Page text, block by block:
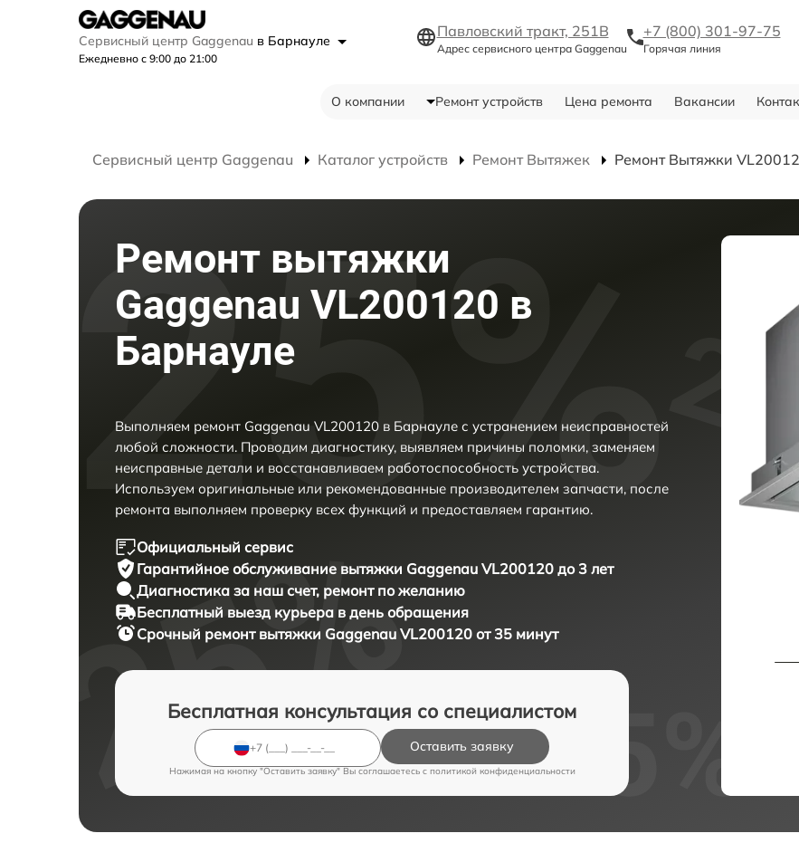
Сервисный центр Gaggenau в Барнауле
Ежедневно с 9:00 до 21:00
Павловский тракт, 251В
Адрес сервисного центра Gaggenau
+7 (800) 301-97-75
Горячая линия
О компании Ремонт устройств Цена ремонта Вакансии
Сервисный центр Gaggenau Каталог устройств Ремонт Вытяжек Ремонт Вытяжки
Ремонт вытяжки
Gaggenau VL200120 в
Барнауле
Выполняем ремонт Gaggenau VL200120 в Барнауле с устранением неисправностей
любой сложности. Проводим диагностику, выявляем причины поломки, заменяем
неисправные детали и восстанавливаем работоспособность устройства.
Используем оригинальные или рекомендованные производителем запчасти, после
ремонта выполняем проверку всех функций и предоставляем гарантию.
Официальный сервис
Гарантийное обслуживание вытяжки Gaggenau VL200120 до 3 лет
Диагностика за наш счет, ремонт по желанию
Бесплатный выезд курьера в день обращения
Срочный ремонт вытяжки Gaggenau VL200120 от 35 минут
Бесплатная консультация со специалистом
Оставить заявку
Нажимая на кнопку "Оставить заявку" Вы соглашаетесь c политикой конфиденциальности